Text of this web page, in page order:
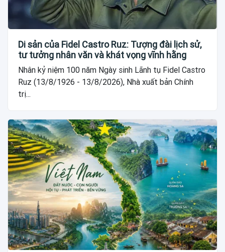
Di sản của Fidel Castro Ruz: Tượng đài lịch sử,
tư tưởng nhân văn và khát vọng vĩnh hằng
Nhân kỷ niệm 100 năm Ngày sinh Lãnh tụ Fidel Castro
Ruz (13/8/1926 - 13/8/2026), Nhà xuất bản Chính
trị...